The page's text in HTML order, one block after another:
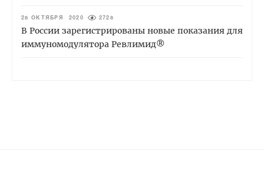
28 ОКТЯБРЯ 2020 2728
В России зарегистрированы новые показания для
иммуномодулятора Ревлимид®